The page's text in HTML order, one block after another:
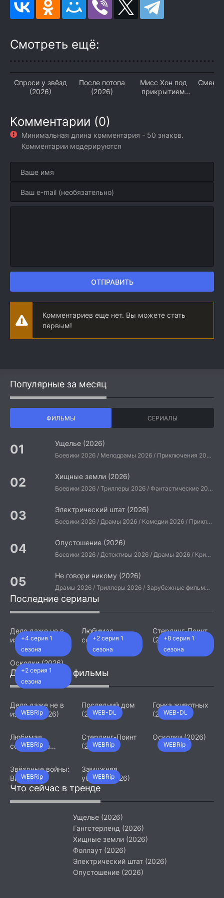
Смотреть ещё:
Спроси у звёзд
(2026)
После потопа
(2026)
Мисс Хон под
прикрытием
Смена
Комментарии (0)
Минимальная длина комментария - 50 знаков.
Комментарии модерируются
ОТПРАВИТЬ
Комментариев еще нет. Вы можете стать
первым!
Популярные за месяц
ФИЛЬМЫ СЕРИАЛЫ
Ущелье (2026)
Боевики 2026 / Мелодрамы 2026 / Приключения 2026 / Ужасы 2026 / Фантастические 2026 / Зарубежные фильмы 2026 / Американские фильмы / Фильмы 2026
Хищные земли (2026)
Боевики 2026 / Триллеры 2026 / Фантастические 2026 / Зарубежные фильмы 2026 / Американские фильмы / Фильмы 2026
Электрический штат (2026)
Боевики 2026 / Драмы 2026 / Комедии 2026 / Приключения 2026 / Фантастические 2026 / Зарубежные фильмы 2026 / Американские фильмы / Фильмы 2026
Опустошение (2026)
Боевики 2026 / Детективы 2026 / Драмы 2026 / Криминальные фильмы 2026 / Триллеры 2026 / Зарубежные фильмы 2026 / Американские фильмы / Фильмы 2026
Не говори никому (2026)
Драмы 2026 / Триллеры 2026 / Зарубежные фильмы 2026 / Американские фильмы / Фильмы 2026
Последние сериалы
+4 серия 1
сезона
Дело даже не в
измене (2026)
+2 серия 1
сезона
Любимая
сотрудница
(2026)
+8 серия 1
сезона
Стерлинг-Поинт
(2026)
+2 серия 1
сезона
Осколки (2026)
Добавленные фильмы
WEBRip
Дело даже не в
измене (2026)
WEB-DL
Последний дом
(2026)
WEB-DL
Гонка животных
(2026)
WEBRip
Любимая
сотрудница
WEBRip
Стерлинг-Поинт
(2026)
WEBRip
Осколки (2026)
WEBRip
Звёздные войны:
Видения.
Девятый джедай
WEBRip
Замужняя
убийца (2026)
Что сейчас в тренде
Ущелье (2026)
Гангстерленд (2026)
Хищные земли (2026)
Фоллаут (2026)
Электрический штат (2026)
Опустошение (2026)